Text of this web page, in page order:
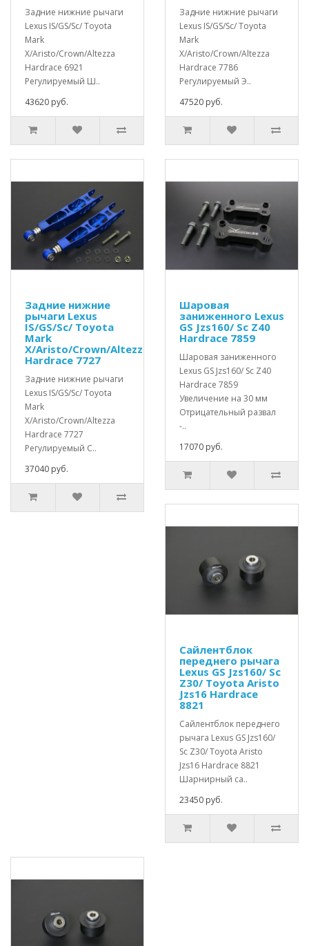
Задние нижние рычаги
Lexus IS/GS/Sc/ Toyota
Mark
X/Aristo/Crown/Altezza
Hardrace 6921
Регулируемый Ш..
43620 руб.
Задние нижние рычаги
Lexus IS/GS/Sc/ Toyota
Mark
X/Aristo/Crown/Altezza
Hardrace 7786
Регулируемый Э..
47520 руб.
Задние нижние
рычаги Lexus
IS/GS/Sc/ Toyota
Mark
X/Aristo/Crown/Altezza
Hardrace 7727
Задние нижние рычаги
Lexus IS/GS/Sc/ Toyota
Mark
X/Aristo/Crown/Altezza
Hardrace 7727
Регулируемый С..
37040 руб.
Шаровая
заниженного Lexus
GS Jzs160/ Sc Z40
Hardrace 7859
Шаровая заниженного
Lexus GS Jzs160/ Sc Z40
Hardrace 7859
Увеличение на 30 мм
Отрицательный развал
-..
17070 руб.
Сайлентблок
переднего рычага
Lexus GS Jzs160/ Sc
Z30/ Toyota Aristo
Jzs16 Hardrace
8821
Сайлентблок переднего
рычага Lexus GS Jzs160/
Sc Z30/ Toyota Aristo
Jzs16 Hardrace 8821
Шарнирный са..
23450 руб.